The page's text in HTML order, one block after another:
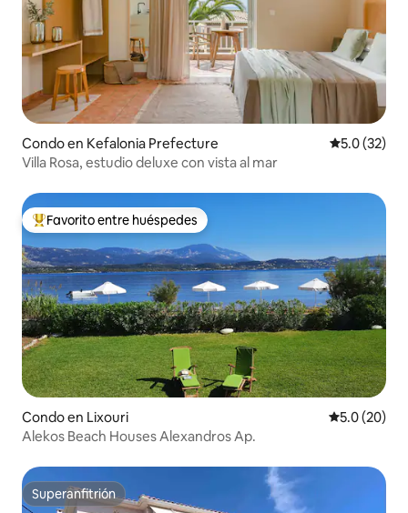
Condo en Kefalonia Prefecture Calificación
5.0 (32)
Villa Rosa, estudio deluxe con vista al mar
Favorito entre huéspedes preferido
Favorito entre huéspedes
Condo en Lixouri Calificación
5.0 (20)
Alekos Beach Houses Alexandros Ap.
Superanfitrión
Superanfitrión